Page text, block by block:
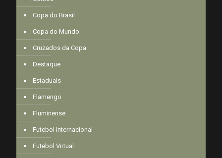
Copa do Brasil
Copa do Mundo
Cruzados da Copa
Destaque
Estaduais
Flamengo
Fluminense
Futebol Internacional
Futebol Virtual